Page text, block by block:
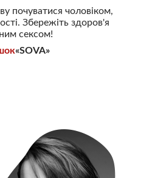
почуватися чоловіком,
Збережіть здоров'я
сексом!
«SOVA»